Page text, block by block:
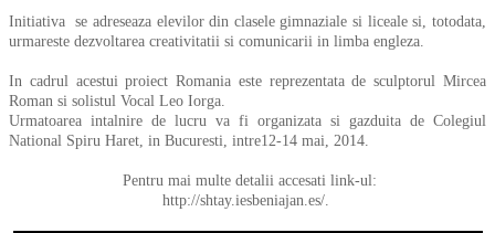
Initiativa se adreseaza elevilor din clasele gimnaziale si liceale si, totodata,
urmareste dezvoltarea creativitatii si comunicarii in limba engleza.
In cadrul acestui proiect Romania este reprezentata de sculptorul Mircea
Roman si solistul Vocal Leo Iorga.
Urmatoarea intalnire de lucru va fi organizata si gazduita de Colegiul
National Spiru Haret, in Bucuresti, intre12-14 mai, 2014.
Pentru mai multe detalii accesati link-ul:
http://shtay.iesbeniajan.es/.